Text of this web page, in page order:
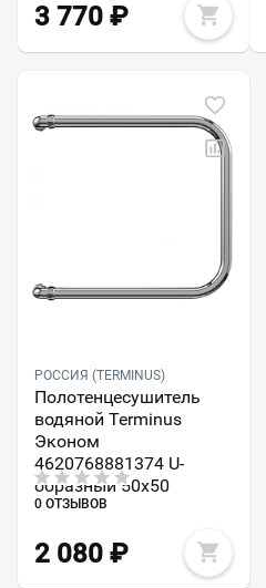
3 770 ₽
РОССИЯ (TERMINUS)
Полотенцесушитель
водяной Terminus
Эконом
4620768881374 U-
образный 50х50
0 ОТЗЫВОВ
2 080 ₽